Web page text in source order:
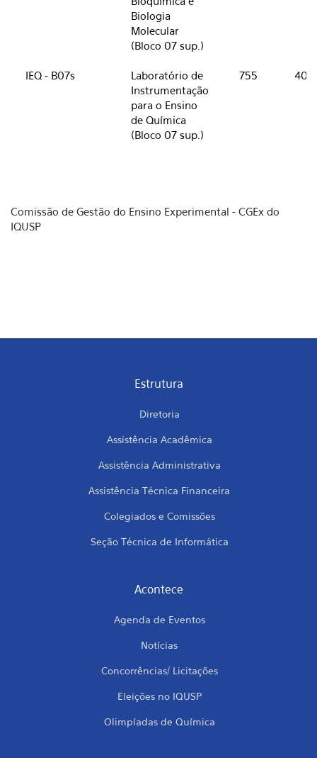
Biologia
Molecular
(Bloco 07 sup.)
IEQ - B07s
Laboratório de
Instrumentação
para o Ensino
de Química
(Bloco 07 sup.)
755 40
Comissão de Gestão do Ensino Experimental - CGEx do
IQUSP
Estrutura
Diretoria
Assistência Acadêmica
Assistência Administrativa
Assistência Técnica Financeira
Colegiados e Comissões
Seção Técnica de Informática
Acontece
Agenda de Eventos
Notícias
Concorrências/ Licitações
Eleições no IQUSP
Olimpíadas de Química